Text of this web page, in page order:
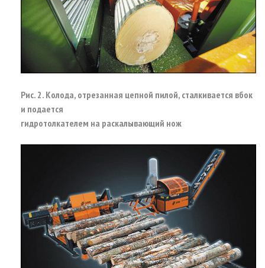
Рис. 2. Колода, отрезанная цепной пилой, сталкивается вбок
и подается
гидротолкателем на раскалывающий нож